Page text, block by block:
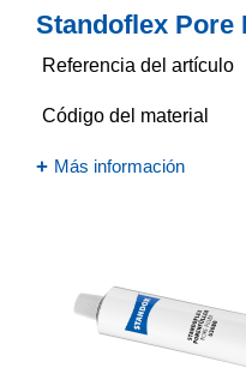
Standoflex Pore
Referencia del artículo
Código del material
Más información